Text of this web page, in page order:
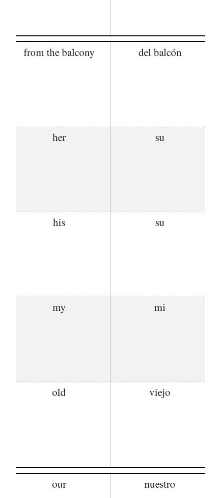
from the balcony del balcón
her su
his su
my mi
old viejo
our nuestro